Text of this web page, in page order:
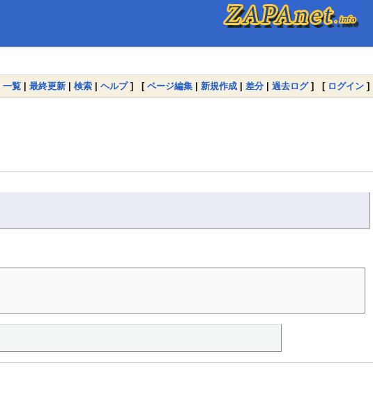
一覧 | 最終更新 | 検索 | ヘルプ] [ ページ編集 | 新規作成 | 差分 | 過去ログ] [ ログイン ]